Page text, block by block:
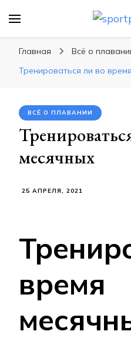
спортивных
диеты,
Главная
Всё о
Тренироваться ли во
ВСЁ О ПЛАВАНИИ
месячных
25 АПРЕЛЯ, 2021
время